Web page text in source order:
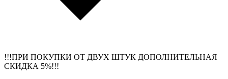
!!!ПРИ ПОКУПКИ ОТ ДВУХ ШТУК ДОПОЛНИТЕЛЬНАЯ
СКИДКА 5%!!!